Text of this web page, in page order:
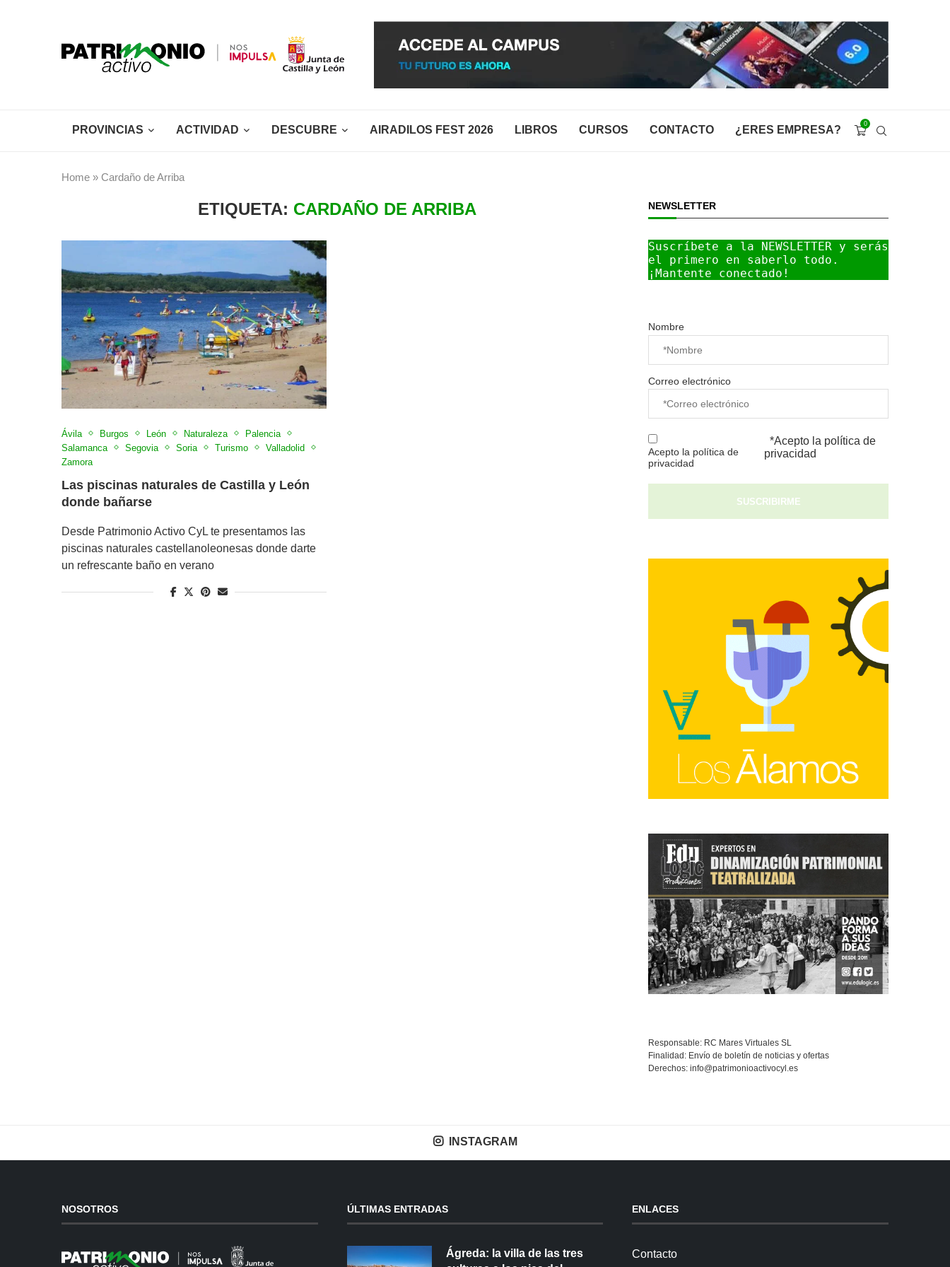
PROVINCIAS ACTIVIDAD DESCUBRE AIRADILOS FEST 2026 LIBROS CURSOS CONTACTO ¿ERES EMPRESA? 0
Home » Cardaño de Arriba
ETIQUETA: CARDAÑO DE ARRIBA
Ávila Burgos León Naturaleza
Palencia
Salamanca
Segovia Soria Turismo
Valladolid
Zamora
Las piscinas naturales de Castilla y León
donde bañarse
Desde Patrimonio Activo CyL te presentamos las
piscinas naturales castellanoleonesas donde darte
un refrescante baño en verano
NEWSLETTER
Suscríbete a la NEWSLETTER y serás
el primero en saberlo todo.
¡Mantente conectado!
Nombre
Correo electrónico
Acepto la política de
privacidad
*Acepto la política de
privacidad
Responsable: RC Mares Virtuales SL
Finalidad: Envío de boletín de noticias y ofertas
Derechos: info@patrimonioactivocyl.es
INSTAGRAM
NOSOTROS ÚLTIMAS ENTRADAS
Ágreda: la villa de las tres
ENLACES
Contacto